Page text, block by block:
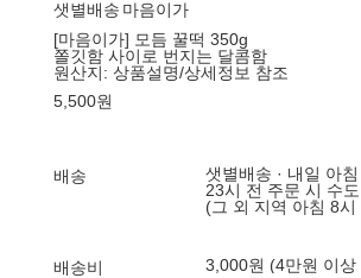
샛별배송 마음이가
[마음이가] 모듬 꿀떡 350g
쫄깃함 사이로 번지는 달콤함
원산지: 상품설명/상세정보 참조
5,500원
배송
샛별배송 · 내일 아침
23시 전 주문 시 수
(그 외 지역 아침 8시
배송비 3,000원 (4만원 이상